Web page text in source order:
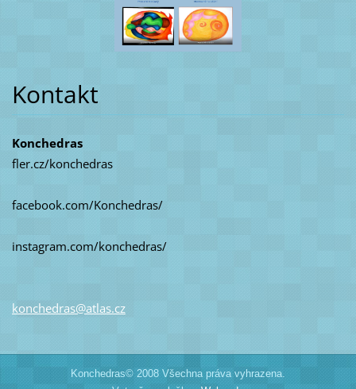
Kontakt
Konchedras
fler.cz/konchedras
facebook.com/Konchedras/
instagram.com/konchedras/
konchedras@atlas.cz
Konchedras© 2008 Všechna práva vyhrazena.